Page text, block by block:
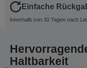
Einfache
Innerhalb von 30 Tagen nach
Haltbarkeit